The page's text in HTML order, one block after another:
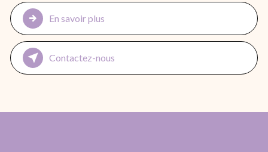
En savoir plus
Contactez-nous